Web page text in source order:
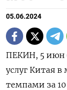
05.06.2024
ПЕКИН, 5 июн
услуг Китая
темпами за